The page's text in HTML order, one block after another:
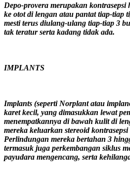
Depo-provera merupakan
ke otot di lengan atau pantat tiap-tiap
mesti terus diulang-ulang tiap-tiap 3
tak teratur serta kadang tidak ada.
IMPLANTS
Implants (seperti Norplant atau
karet kecil, yang dimasukkan lewat
menempatkannya di bawah kulit di
mereka keluarkan stereoid kontrasepsi
Perlindungan mereka bertahan 3
termasuk juga perkembangan siklus
payudara mengencang, serta